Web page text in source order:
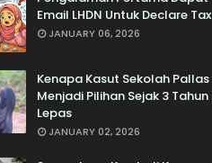
Email LHDN Untuk Declare Tax
JANUARY 06, 2026
Kenapa Kasut Sekolah Pallas
Menjadi Pilihan Sejak 3 Tahun
Lepas
JANUARY 02, 2026